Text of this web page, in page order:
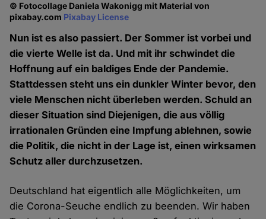
© Fotocollage Daniela Wakonigg mit Material von
pixabay.com Pixabay License
Nun ist es also passiert. Der Sommer ist vorbei und
die vierte Welle ist da. Und mit ihr schwindet die
Hoffnung auf ein baldiges Ende der Pandemie.
Stattdessen steht uns ein dunkler Winter bevor, den
viele Menschen nicht überleben werden. Schuld an
dieser Situation sind Diejenigen, die aus völlig
irrationalen Gründen eine Impfung ablehnen, sowie
die Politik, die nicht in der Lage ist, einen wirksamen
Schutz aller durchzusetzen.
Deutschland hat eigentlich alle Möglichkeiten, um
die Corona-Seuche endlich zu beenden. Wir haben